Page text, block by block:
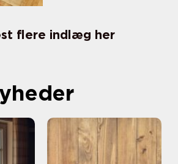
flere indlæg her